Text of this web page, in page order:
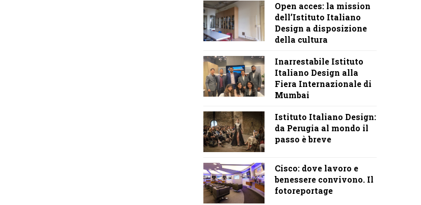
Open acces: la mission
dell’Istituto Italiano
Design a disposizione
della cultura
Inarrestabile Istituto
Italiano Design alla
Fiera Internazionale di
Mumbai
Istituto Italiano Design:
da Perugia al mondo il
passo è breve
Cisco: dove lavoro e
benessere convivono. Il
fotoreportage